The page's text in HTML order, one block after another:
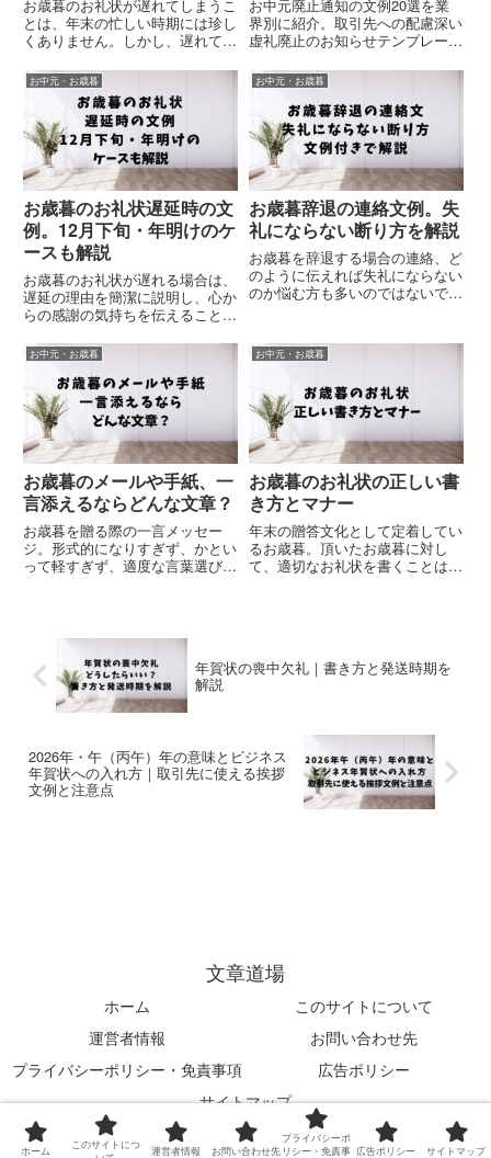
お歳暮のお礼状が遅れてしまうこ
とは、年末の忙しい時期には珍し
くありません。しかし、遅れてし
応で相手の信頼を維持することが
可能です。本記事では、簡潔かつ
使いやすい文例7選を紹介し、年
明け対応のポイントも解説しま
す...
お中元廃止通知の文例20選を業
界別に紹介。取引先への配慮深い
虚礼廃止のお知らせテンプレート
ど様々なシーン対応。企業の総
務・人事担当者必見。
お中元・お歳暮
お歳暮のお礼状遅延時の文
例。12月下旬・年明けのケ
ースも解説
お歳暮のお礼状が遅れる場合は、
遅延の理由を簡潔に説明し、心か
らの感謝の気持ちを伝えることが
ら3日以内の返信が望ましいです
が、遅れる場合は「お礼が遅くな
り、誠に申し訳ございません」と
冒頭で謝罪し、その後に感謝の
言...
お中元・お歳暮
お歳暮辞退の連絡文例。失
礼にならない断り方を解説
お歳暮を辞退する場合の連絡、ど
のように伝えれば失礼にならない
のか悩む方も多いのではないでし
の不安もあります。この記事で
は、スマートな辞退の方法と、相
ント...
お中元・お歳暮
お歳暮のメールや手紙、一
言添えるならどんな文章？
お歳暮を贈る際の一言メッセー
ジ。形式的になりすぎず、かとい
って軽すぎず、適度な言葉選びに
しさを保つ必要があります。この
記事では、シーンや関係性に応じ
た...
お中元・お歳暮
お歳暮のお礼状の正しい書
き方とマナー
年末の贈答文化として定着してい
るお歳暮。頂いたお歳暮に対し
て、適切なお礼状を書くことは、
【...
年賀状の喪中欠礼｜書き方と発送時期を
解説
2026年・午（丙午）年の意味とビジネス
年賀状への入れ方｜取引先に使える挨拶
文例と注意点
文章道場
ホーム
このサイトについて
運営者情報
お問い合わせ先
プライバシーポリシー・免責事項
広告ポリシー
サイトマップ
© 2024 文章道場.
ホーム
このサイトにつ
運営者情報 お問い合わせ先
プライバシーポ
リシー・免責事 広告ポリシー サイトマップ